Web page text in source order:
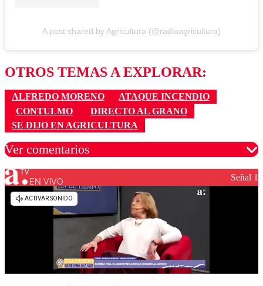
A post shared by Agricultura (@radioagricultura)
OTROS TEMAS A EXPLORAR:
ALFREDO MORENO
ATAQUE INCENDIO
CONTULMO
DIRECTO AL GRANO
SE DIJO EN AGRICULTURA
Ver comentarios
Los comentarios son moderados para garantizar un
diálogo respetuoso.
EN VIVO Señal 1